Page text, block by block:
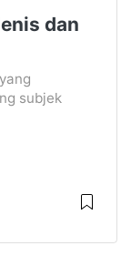
dan
subjek